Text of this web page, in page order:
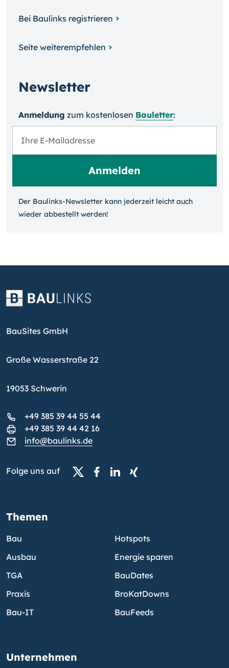
Bei Baulinks registrieren
Seite weiterempfehlen
Newsletter
Anmeldung zum kosten­losen Bauletter:
Der Baulinks-Newsletter kann jeder­zeit leicht auch
wieder ab­bestellt werden!
BauSites GmbH
Große Wasserstraße 22
19053 Schwerin
+49 385 39 44 55 44
+49 385 39 44 42 16
info@baulinks.de
Folge uns auf
Themen
Bau
Ausbau
TGA
Praxis
Bau-IT
Hotspots
Energie sparen
BauDates
BroKatDowns
BauFeeds
Unternehmen